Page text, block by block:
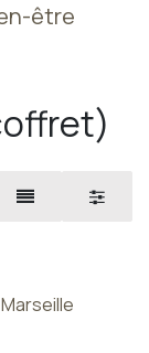
être